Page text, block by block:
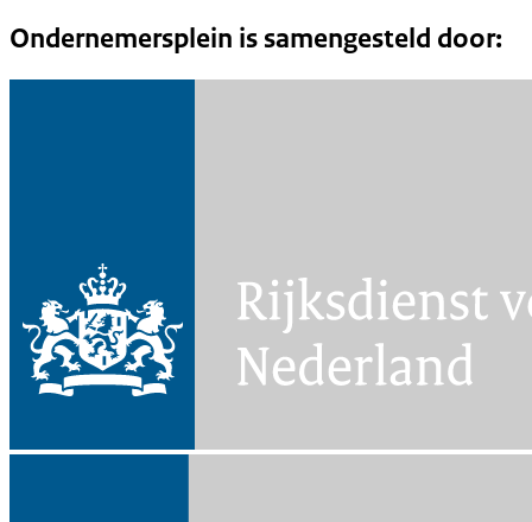
Ondernemersplein is samengesteld door: